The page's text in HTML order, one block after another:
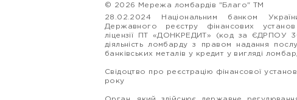
© 2026 Мережа ломбардів "Благо" ТМ
28.02.2024 Національним банком
Державного реєстру фінансових
ліцензії ПТ «ДОНКРЕДИТ» (код за ЄДРПОУ
діяльність ломбарду з правом надання
банківських металів у кредит у вигляді
Свідоцтво про реєстрацію фінансової
року